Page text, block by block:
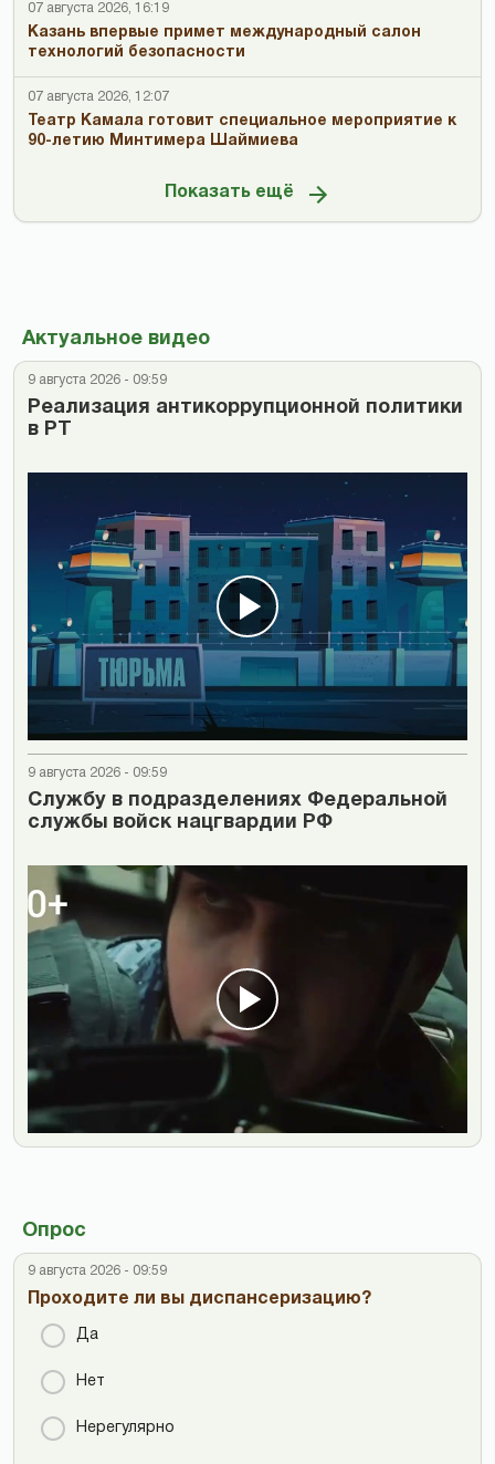
07 августа 2026, 16:19
Казань впервые примет международный салон
технологий безопасности
07 августа 2026, 12:07
Театр Камала готовит специальное мероприятие к
90-летию Минтимера Шаймиева
Показать ещё
Актуальное видео
9 августа 2026 - 09:59
Реализация антикоррупционной политики
в РТ
9 августа 2026 - 09:59
Cлужбу в подразделениях Федеральной
службы войск нацгвардии РФ
Опрос
9 августа 2026 - 09:59
Проходите ли вы диспансеризацию?
Да
Нет
Нерегулярно